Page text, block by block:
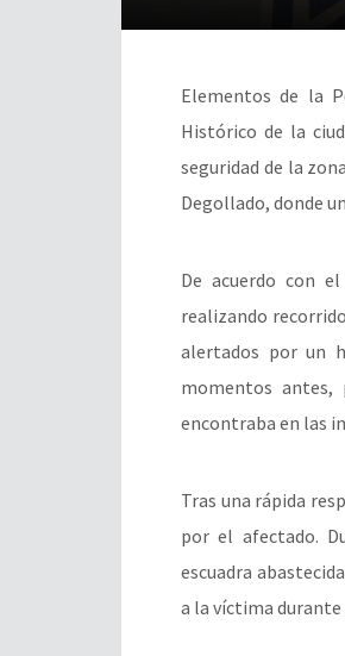
Elementos de la
Histórico de la
seguridad de la
Degollado, donde
De acuerdo con
realizando
alertados por un
momentos antes,
encontraba en las
Tras una rápida
por el afectado.
escuadra
a la víctima